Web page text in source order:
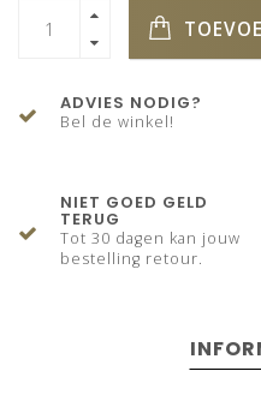
ADVIES NODIG?
Bel de winkel!
NIET GOED GELD
TERUG
Tot 30 dagen kan jouw
bestelling retour.